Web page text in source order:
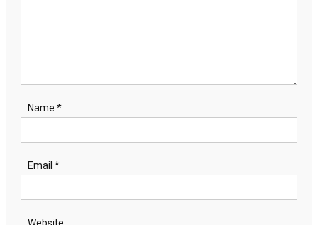
Name *
Email *